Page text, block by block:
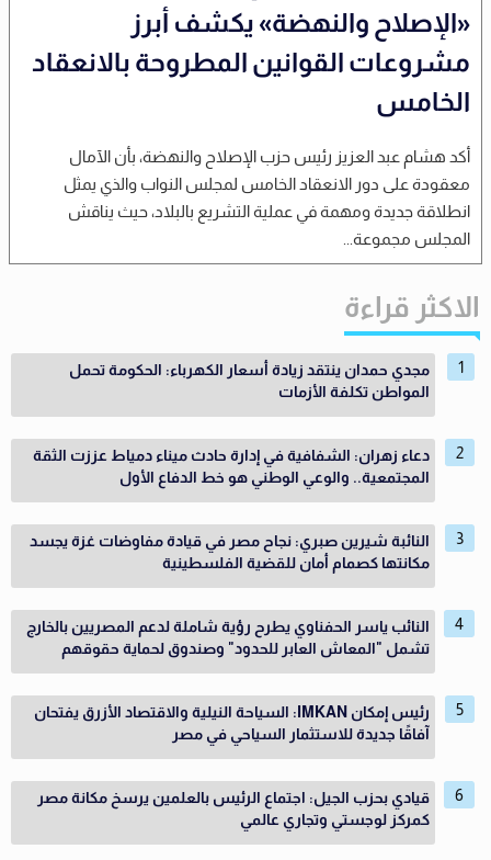
«الإصلاح والنهضة» يكشف أبرز
مشروعات القوانين المطروحة بالانعقاد
الخامس
أكد هشام عبد العزيز رئيس حزب الإصلاح والنهضة، بأن الآمال
معقودة على دور الانعقاد الخامس لمجلس النواب والذي يمثل
انطلاقة جديدة ومهمة في عملية التشريع بالبلاد، حيث يناقش
المجلس مجموعة...
الاكثر قراءة
مجدي حمدان ينتقد زيادة أسعار الكهرباء: الحكومة تحمل
المواطن تكلفة الأزمات
دعاء زهران: الشفافية في إدارة حادث ميناء دمياط عززت الثقة
المجتمعية.. والوعي الوطني هو خط الدفاع الأول
النائبة شيرين صبري: نجاح مصر في قيادة مفاوضات غزة يجسد
مكانتها كصمام أمان للقضية الفلسطينية
النائب ياسر الحفناوي يطرح رؤية شاملة لدعم المصريين بالخارج
تشمل "المعاش العابر للحدود" وصندوق لحماية حقوقهم
رئيس إمكان IMKAN: السياحة النيلية والاقتصاد الأزرق يفتحان
آفاقًا جديدة للاستثمار السياحي في مصر
قيادي بحزب الجيل: اجتماع الرئيس بالعلمين يرسخ مكانة مصر
كمركز لوجستي وتجاري عالمي